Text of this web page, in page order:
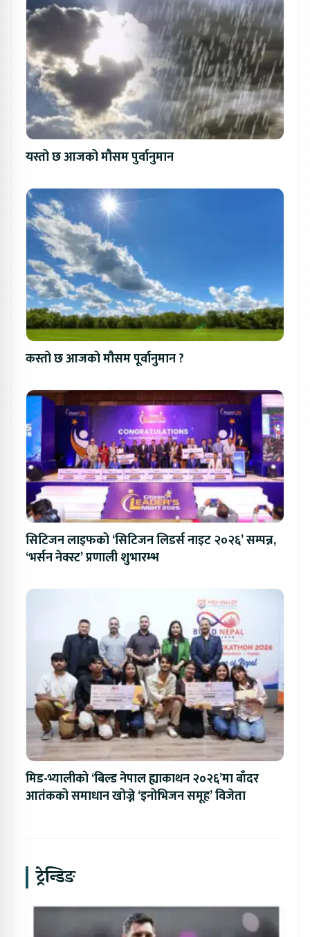
यस्तो छ आजको मौसम पुर्वानुमान
कस्तो छ आजको मौसम पूर्वानुमान ?
सिटिजन लाइफको ‘सिटिजन लिडर्स नाइट २०२६’ सम्पन्न,
‘भर्सन नेक्स्ट’ प्रणाली शुभारम्भ
मिड-भ्यालीको ‘बिल्ड नेपाल ह्याकाथन २०२६’मा बाँदर
आतंकको समाधान खोज्ने ‘इनोभिजन समूह’ विजेता
ट्रेन्डिङ